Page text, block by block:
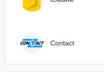
Сontact